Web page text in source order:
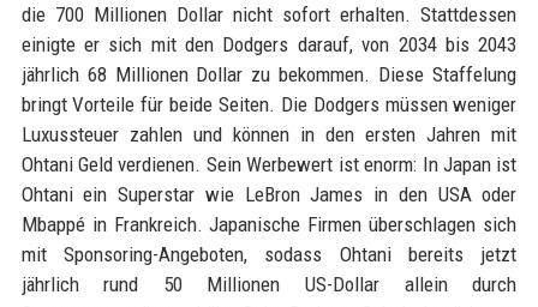
die 700 Millionen Dollar nicht sofort erhalten. Stattdessen
einigte er sich mit den Dodgers darauf, von 2034 bis 2043
jährlich 68 Millionen Dollar zu bekommen. Diese Staffelung
bringt Vorteile für beide Seiten. Die Dodgers müssen weniger
Luxussteuer zahlen und können in den ersten Jahren mit
Ohtani Geld verdienen. Sein Werbewert ist enorm: In Japan ist
Ohtani ein Superstar wie LeBron James in den USA oder
Mbappé in Frankreich. Japanische Firmen überschlagen sich
mit Sponsoring-Angeboten, sodass Ohtani bereits jetzt
jährlich rund 50 Millionen US-Dollar allein durch